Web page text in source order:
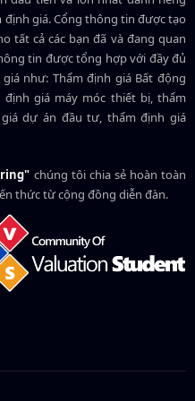
định giá. Cổng thông tin được tạo
tất cả các bạn đã và đang quan
tin được tổng hợp với đầy đủ
như: Thẩm định giá Bất động
giá máy móc thiết bị, thẩm
dự án đầu tư, thẩm định giá
chúng tôi chia sẻ hoàn toàn
thức từ cộng đồng diễn đàn.